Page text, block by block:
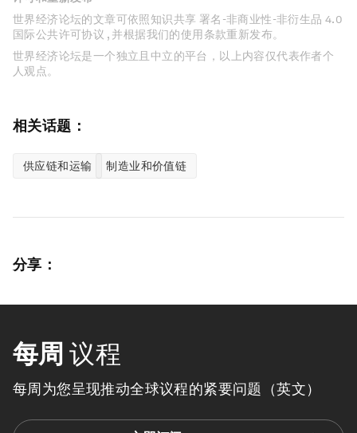
世界经济论坛的文章可依照知识共享 署名-非商业性-非衍生品 4.0
国际公共许可协议 , 并根据我们的使用条款重新发布。
世界经济论坛是一个独立且中立的平台，以上内容仅代表作者个
人观点。
相关话题：
供应链和运输 制造业和价值链
分享：
每周 议程
每周为您呈现推动全球议程的紧要问题（英文）